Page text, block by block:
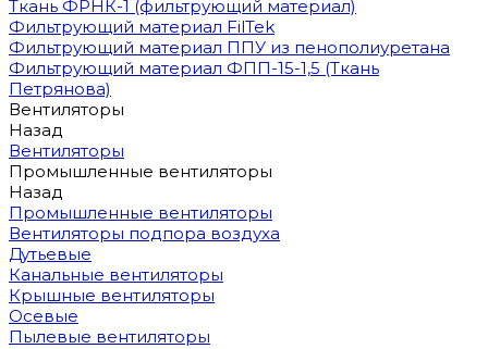
Ткань ФРНК-1 (фильтрующий материал)
Фильтрующий материал FilTek
Фильтрующий материал ППУ из пенополиуретана
Фильтрующий материал ФПП-15-1,5 (Ткань
Петрянова)
Вентиляторы
Назад
Вентиляторы
Промышленные вентиляторы
Назад
Промышленные вентиляторы
Вентиляторы подпора воздуха
Дутьевые
Канальные вентиляторы
Крышные вентиляторы
Осевые
Пылевые вентиляторы